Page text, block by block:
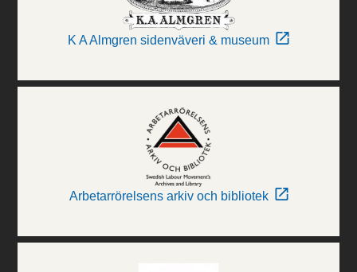
K A Almgren sidenväveri & museum
Arbetarrörelsens arkiv och bibliotek